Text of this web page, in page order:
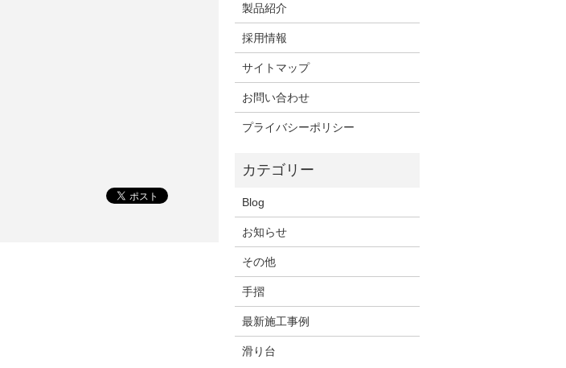
製品紹介
採用情報
サイトマップ
お問い合わせ
プライバシーポリシー
Blog
お知らせ
その他
手摺
最新施工事例
滑り台